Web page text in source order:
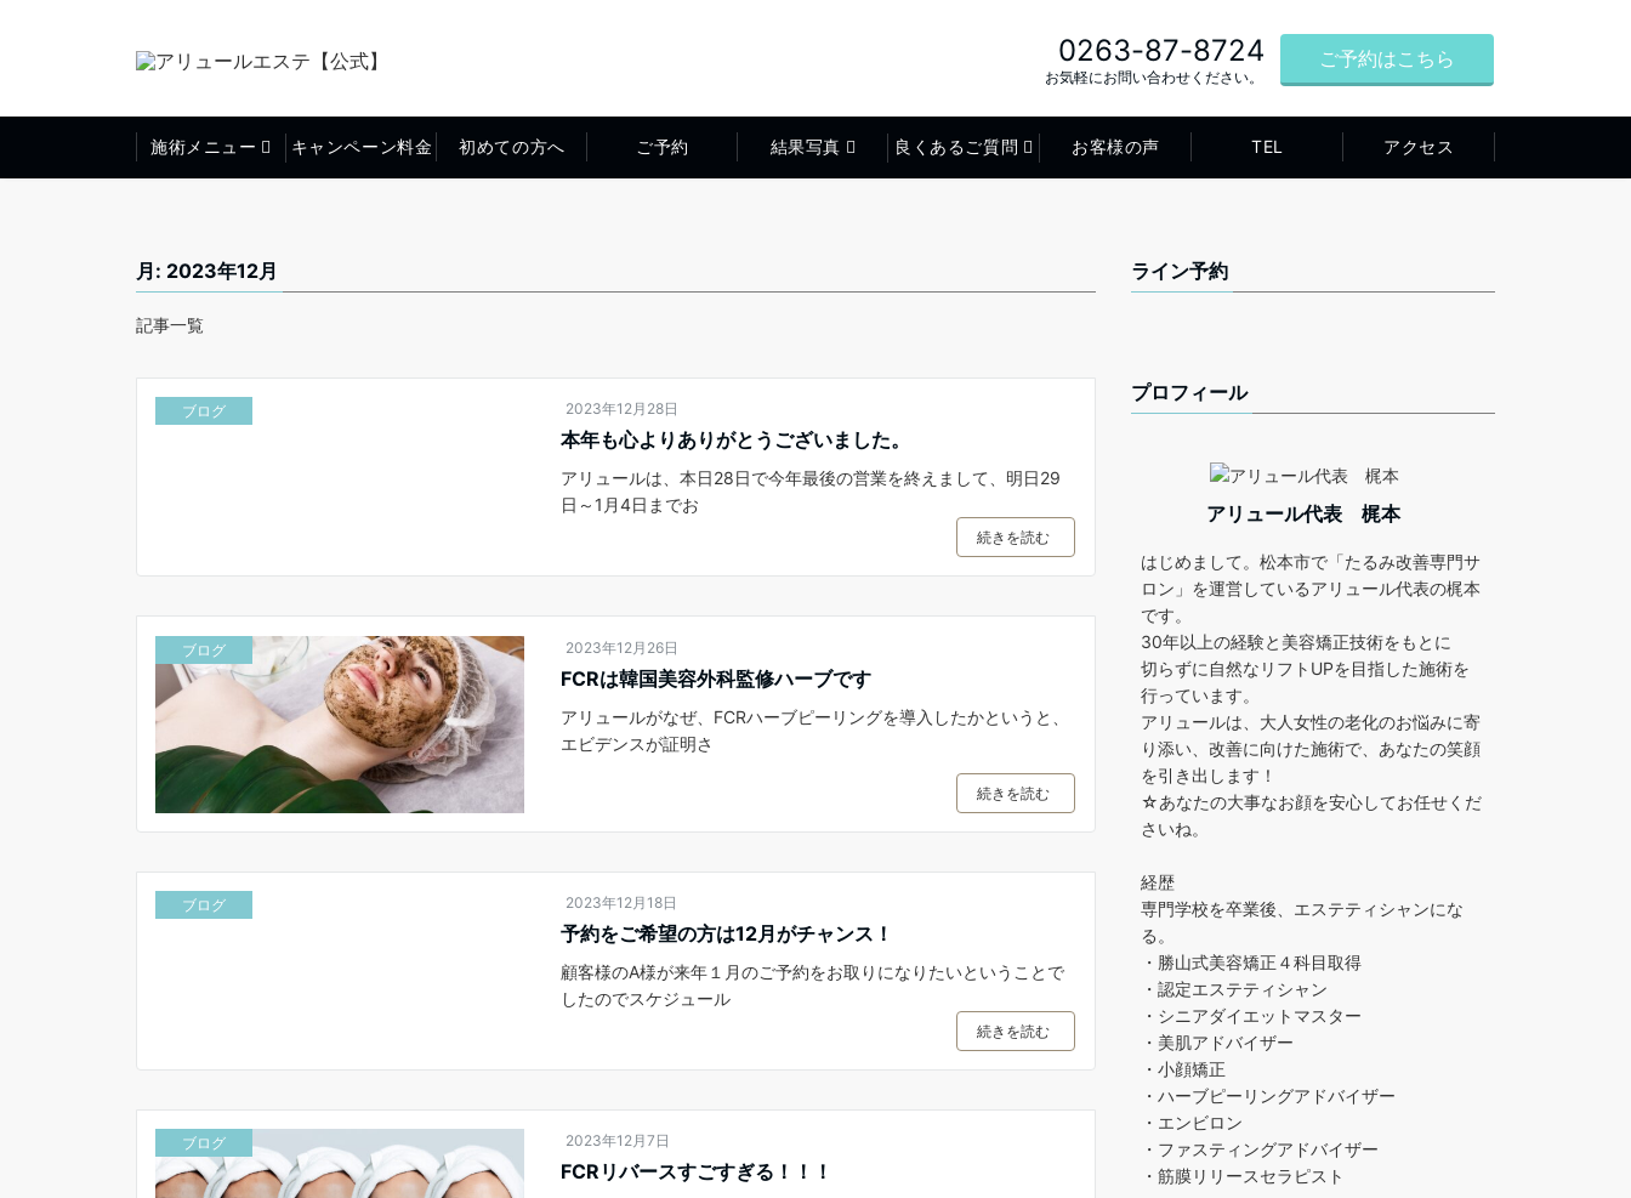
0263-87-8724
お気軽にお問い合わせください。
ご予約はこちら
施術メニュー キャンペーン料金 初めての方へ ご予約 結果写真 良くあるご質問 お客様の声 TEL アクセス
月: 2023年12月
記事一覧
ブログ 2023年12月28日
本年も心よりありがとうございました。
アリュールは、本日28日で今年最後の営業を終えまして、明日29
日～1月4日までお
続きを読む
ブログ 2023年12月26日
FCRは韓国美容外科監修ハーブです
アリュールがなぜ、FCRハーブピーリングを導入したかというと、
エビデンスが証明さ
続きを読む
ブログ 2023年12月18日
予約をご希望の方は12月がチャンス！
顧客様のA様が来年１月のご予約をお取りになりたいということで
したのでスケジュール
続きを読む
ブログ 2023年12月7日
FCRリバースすごすぎる！！！
ライン予約
プロフィール
アリュール代表 梶本
はじめまして。松本市で「たるみ改善専門サ
ロン」を運営しているアリュール代表の梶本
です。
30年以上の経験と美容矯正技術をもとに
切らずに自然なリフトUPを目指した施術を
行っています。
アリュールは、大人女性の老化のお悩みに寄
り添い、改善に向けた施術で、あなたの笑顔
を引き出します！
☆あなたの大事なお顔を安心してお任せくだ
さいね。
経歴
専門学校を卒業後、エステティシャンにな
る。
・勝山式美容矯正４科目取得
・認定エステティシャン
・シニアダイエットマスター
・美肌アドバイザー
・小顔矯正
・ハーブピーリングアドバイザー
・エンビロン
・ファスティングアドバイザー
・筋膜リリースセラピスト